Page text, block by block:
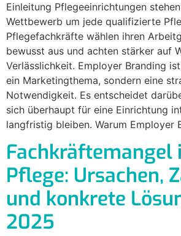
Einleitung Pflegeeinrichtungen
Wettbewerb um jede qualifizierte
Pflegefachkräfte wählen ihren
bewusst aus und achten stärker auf
Verlässlichkeit. Employer Branding
ein Marketingthema, sondern eine
Notwendigkeit. Es entscheidet
sich überhaupt für eine Einrichtung
langfristig bleiben. Warum Employer
Fachkräftemangel
Pflege: Ursachen,
und konkrete
2025